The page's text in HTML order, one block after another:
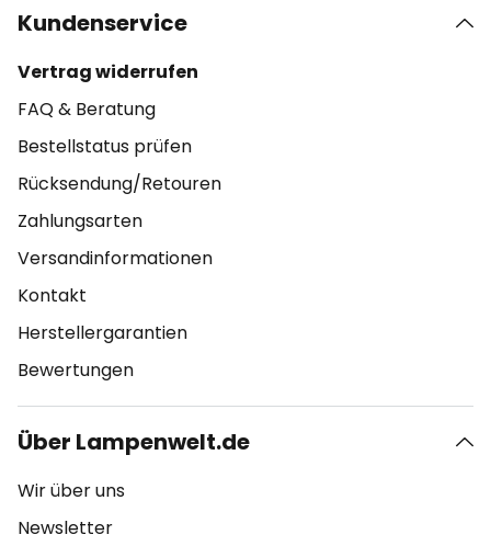
Kundenservice
Vertrag widerrufen
FAQ & Beratung
Bestellstatus prüfen
Rücksendung/Retouren
Zahlungsarten
Versandinformationen
Kontakt
Herstellergarantien
Bewertungen
Über Lampenwelt.de
Wir über uns
Newsletter